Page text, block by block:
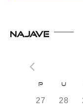
NAJAVE
od
P U
0
27
0
28